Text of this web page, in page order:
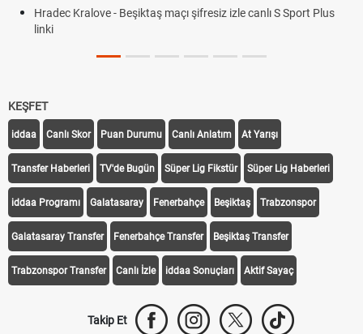
Hradec Kralove - Beşiktaş maçı şifresiz izle canlı S Sport Plus
linki
KEŞFET
iddaa Canlı Skor Puan Durumu Canlı Anlatım At Yarışı
Transfer Haberleri TV'de Bugün Süper Lig Fikstür Süper Lig Haberleri
iddaa Programı Galatasaray Fenerbahçe Beşiktaş Trabzonspor
Galatasaray Transfer Fenerbahçe Transfer Beşiktaş Transfer
Trabzonspor Transfer Canlı İzle iddaa Sonuçları Aktif Sayaç
Takip Et